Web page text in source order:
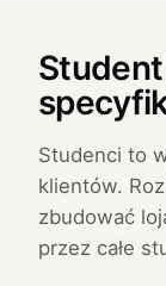
Studenci to
klientów.
zbudować
przez całe